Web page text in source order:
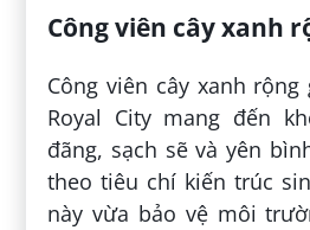
Công viên cây xanh
Công viên cây xanh rộng
Royal City mang đến
đãng, sạch sẽ và yên
theo tiêu chí kiến trúc
này vừa bảo vệ môi